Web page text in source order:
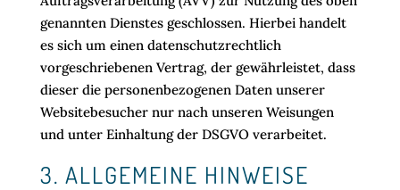
genannten Dienstes geschlossen. Hierbei handelt
es sich um einen datenschutzrechtlich
vorgeschriebenen Vertrag, der gewährleistet, dass
dieser die personenbezogenen Daten unserer
Websitebesucher nur nach unseren Weisungen
und unter Einhaltung der DSGVO verarbeitet.
3. ALLGEMEINE HINWEISE